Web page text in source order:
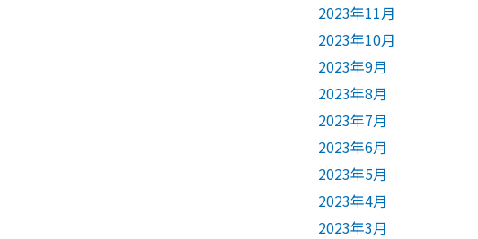
2023年11月
2023年10月
2023年9月
2023年8月
2023年7月
2023年6月
2023年5月
2023年4月
2023年3月